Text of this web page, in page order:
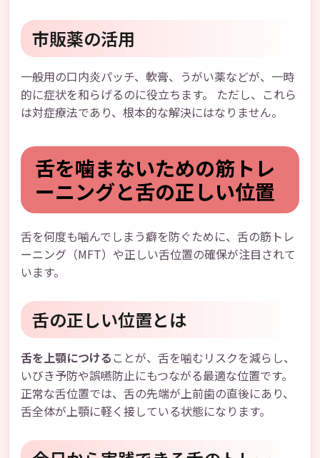
市販薬の活用
一般用の口内炎パッチ、軟膏、うがい薬などが、一時
的に症状を和らげるのに役立ちます。 ただし、これら
は対症療法であり、根本的な解決にはなりません。
舌を噛まないための筋トレ
ーニングと舌の正しい位置
舌を何度も噛んでしまう癖を防ぐために、舌の筋トレ
ーニング（MFT）や正しい舌位置の確保が注目されて
います。
舌の正しい位置とは
舌を上顎につける ことが、舌を噛むリスクを減らし、
いびき予防や誤嚥防止にもつながる最適な位置です。
正常な舌位置では、舌の先端が上前歯の直後にあり、
舌全体が上顎に軽く接している状態になります。